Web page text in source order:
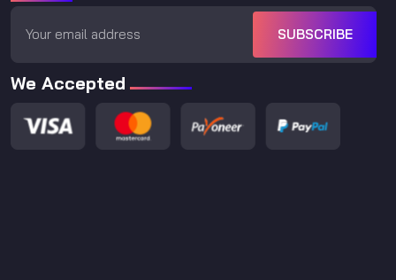
SUBSCRIBE
We Accepted